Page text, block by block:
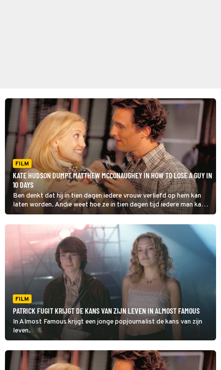
FILM
KATE HUDSON DUMPT MATTHEW MCCONAUGHEY IN HOW TO LOSE A GUY IN
10 DAYS
Ben denkt dat hij in tien dagen iedere vrouw verliefd op hem kan
laten worden. Andie weet hoe ze in tien dagen tijd iedere man kan
dumpen. Wat gebeurt er als ze hun ideeën op elkaar gaan
uitproberen?
FILM
PATRICK FUGIT KRIJGT DE KANS VAN ZIJN LEVEN IN ALMOST FAMOUS
In Almost Famous krijgt een jonge popjournalist de kans van zijn
leven.